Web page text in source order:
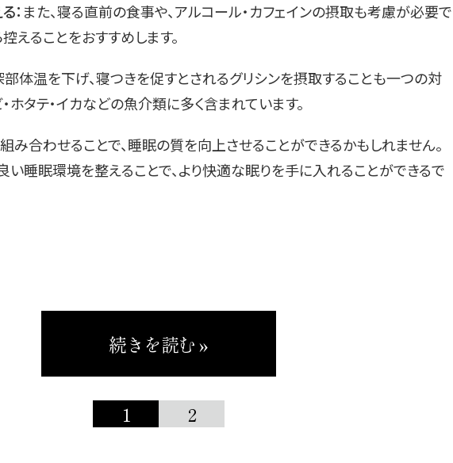
： また、寝る直前の食事や、アルコール・カフェインの摂取も考慮が必要で
えることをおすすめします。
部体温を下げ、寝つきを促すとされるグリシンを摂取することも一つの対
ホタテ・イカなどの魚介類に多く含まれています。
み合わせることで、睡眠の質を向上させることができるかもしれません。
い睡眠環境を整えることで、より快適な眠りを手に入れることができるで
続きを読む »
1 2